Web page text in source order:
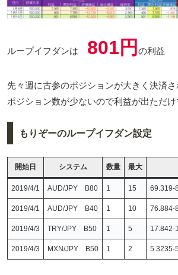
ループイフダンは 801円 の利益
先々週に古参のポジションが大きく決済さ
ポジション数が少ないので利益が出ただ
もりぞーのループイフダン設定
開始日 システム 数量 最大
2019/4/1 AUD/JPY B80 1 15 69.319-
2019/4/1 AUD/JPY B40 1 10 76.884-
2019/4/3 TRY/JPY B50 1 5 17.842-
2019/4/3 MXN/JPY B50 1 2 5.3235-